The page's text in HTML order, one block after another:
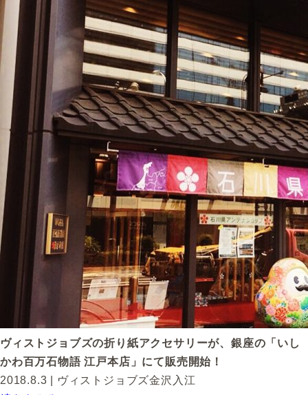
ヴィストジョブズの折り紙アクセサリーが、銀座の「いし
かわ百万石物語 江戸本店」にて販売開始！
2018.8.3 | ヴィストジョブズ金沢入江